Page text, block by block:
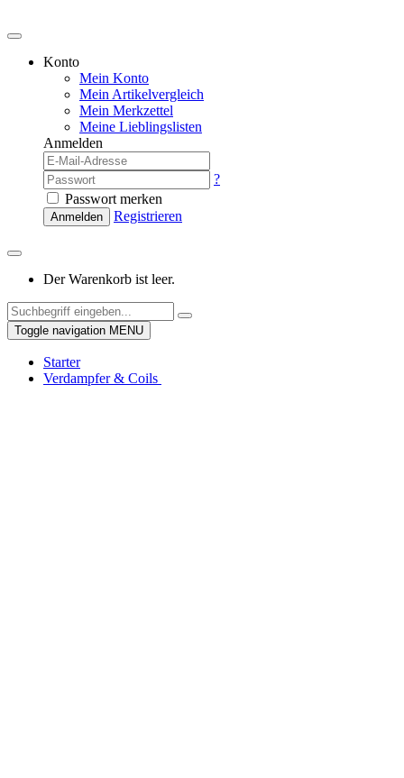
Konto
Mein Konto
Mein Artikelvergleich
Mein Merkzettel
Meine Lieblingslisten
Anmelden
?
Passwort merken
Anmelden Registrieren
Der Warenkorb ist leer.
Toggle navigation MENU
Starter
Verdampfer & Coils